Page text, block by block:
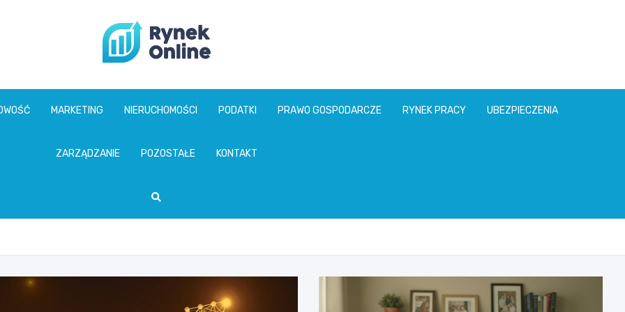
www.rynekonline.pl
MARKETING NIERUCHOMOŚCI PODATKI PRAWO GOSPODARCZE RYNEK PRACY UBEZPIECZENIA
ZARZĄDZANIE POZOSTAŁE KONTAKT